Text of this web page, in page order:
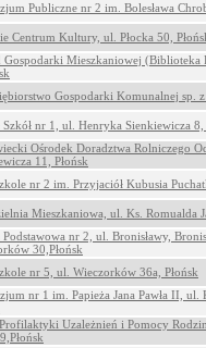
Publiczne nr 2 im. Bolesława
Centrum Kultury, ul. Płocka 50,
Gospodarki Mieszkaniowej (Biblioteka
Gospodarki Komunalnej sp.
Szkół nr 1, ul. Henryka Sienkiewicza 8,
Ośrodek Doradztwa Rolniczego
11, Płońsk
nr 2 im. Przyjaciół Kubusia
Mieszkaniowa, ul. Ks. Romualda
Podstawowa nr 2, ul. Bronisławy,
30,Płońsk
nr 5, ul. Wieczorków 36a, Płońsk
nr 1 im. Papieża Jana Pawła II, ul.
Uzależnień i Pomocy